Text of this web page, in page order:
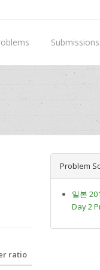
Submissions
ratio
Problem
일본
Day 2